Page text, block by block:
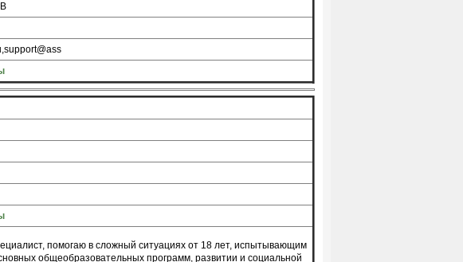
помогаю в сложный ситуациях от 18 лет, испытывающим
общеобразовательных программ, развитии и социальной